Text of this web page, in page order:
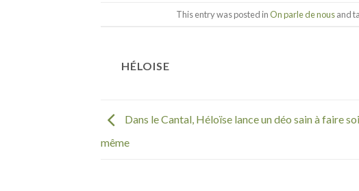
This entry was posted inOn parle de nousand
HÉLOISE
Dans le Cantal, Héloïse lance un déo sain à faire
même